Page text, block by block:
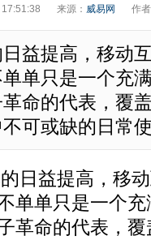
来源： 威易网 作
益提高，移动
单只是一个充
命的代表，覆
可或缺的日常
日益提高，移
单单只是一个
革命的代表，